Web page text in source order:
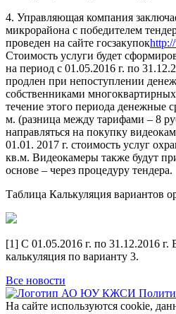
4. Управляющая компания
микрорайона с победителем
проведен на сайте госзакупок
Стоимость услуги будет
на период с 01.05.2016 г. по
продлен при непоступлении
собственниками
течение этого периода денежные
м. (разница между тарифами – 8
направляться на покупку
01.01. 2017 г. стоимость услуг
кв.м. Видеокамеры также будут
основе – через процедуру тендера.
Таблица Калькуляция вариантов
[1] С 01.05.2016 г. по 31.12.2016
калькуляция по варианту 3.
Все новости
На сайте используются cookie,